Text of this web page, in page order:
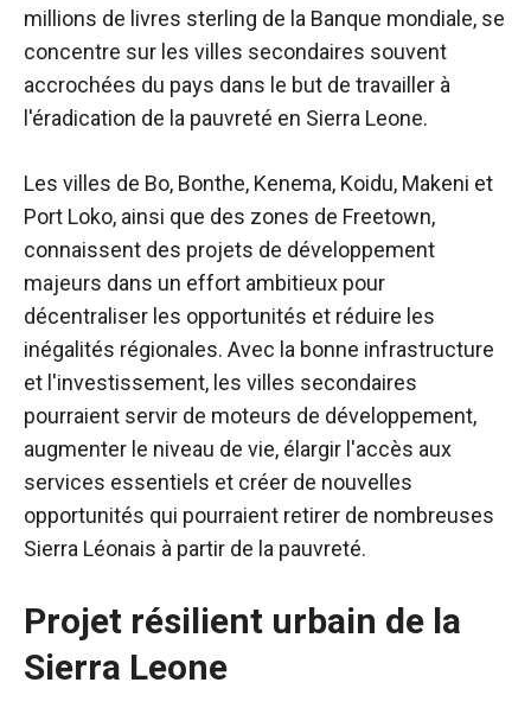
millions de livres sterling de la Banque mondiale, se
concentre sur les villes secondaires souvent
accrochées du pays dans le but de travailler à
l'éradication de la pauvreté en Sierra Leone.
Les villes de Bo, Bonthe, Kenema, Koidu, Makeni et
Port Loko, ainsi que des zones de Freetown,
connaissent des projets de développement
majeurs dans un effort ambitieux pour
décentraliser les opportunités et réduire les
inégalités régionales. Avec la bonne infrastructure
et l'investissement, les villes secondaires
pourraient servir de moteurs de développement,
augmenter le niveau de vie, élargir l'accès aux
services essentiels et créer de nouvelles
opportunités qui pourraient retirer de nombreuses
Sierra Léonais à partir de la pauvreté.
Projet résilient urbain de la
Sierra Leone